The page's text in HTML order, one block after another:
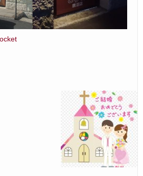
ブログ
– Blog –